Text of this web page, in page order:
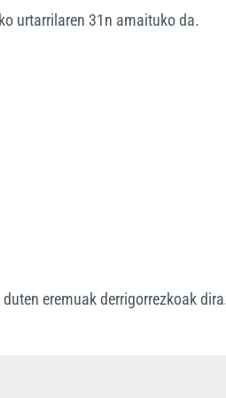
urtarrilaren 31n amaituko da.
duten eremuak derrigorrezkoak dira.